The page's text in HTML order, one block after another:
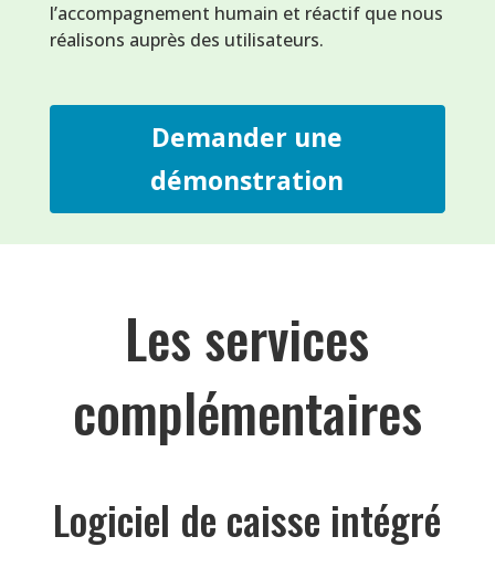
l’accompagnement humain et réactif que nous
réalisons auprès des utilisateurs.
Demander une
démonstration
Les services
complémentaires
Logiciel de caisse intégré